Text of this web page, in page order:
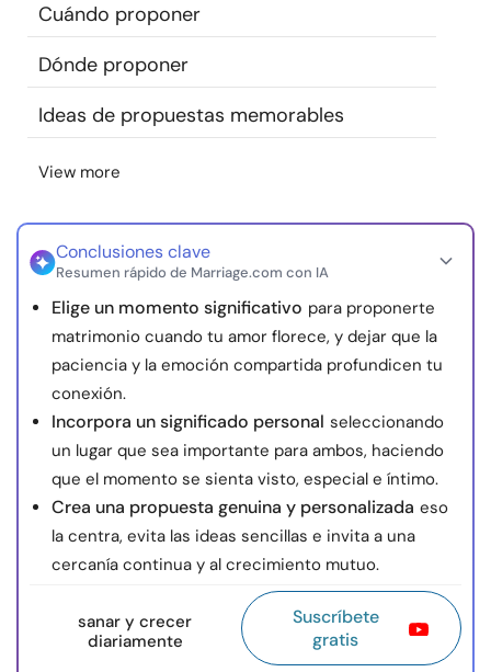
Encuentra un terapeuta
nosotros
© Copyright 2026. Todos los derechos reservados.
Cuándo proponer
Dónde proponer
Ideas de propuestas memorables
View more
Conclusiones clave
Resumen rápido de Marriage.com con IA
Elige un momento significativo para proponerte
matrimonio cuando tu amor florece, y dejar que la
paciencia y la emoción compartida profundicen tu
conexión.
Incorpora un significado personal seleccionando
un lugar que sea importante para ambos, haciendo
que el momento se sienta visto, especial e íntimo.
Crea una propuesta genuina y personalizada eso
la centra, evita las ideas sencillas e invita a una
cercanía continua y al crecimiento mutuo.
sanar y crecer
diariamente
Suscríbete
gratis